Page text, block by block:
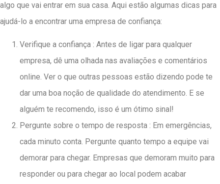
algo que vai entrar em sua casa. Aqui estão algumas dicas para
ajudá-lo a encontrar uma empresa de confiança:
Verifique a confiança : Antes de ligar para qualquer
empresa, dê uma olhada nas avaliações e comentários
online. Ver o que outras pessoas estão dizendo pode te
dar uma boa noção de qualidade do atendimento. E se
alguém te recomendo, isso é um ótimo sinal!
Pergunte sobre o tempo de resposta : Em emergências,
cada minuto conta. Pergunte quanto tempo a equipe vai
demorar para chegar. Empresas que demoram muito para
responder ou para chegar ao local podem acabar